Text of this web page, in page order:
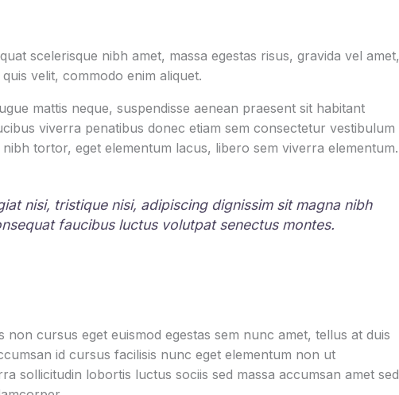
scelerisque nibh amet, massa egestas risus, gravida vel amet,
velit, commodo enim aliquet.
mattis neque, suspendisse aenean praesent sit habitant
viverra penatibus donec etiam sem consectetur vestibulum
tortor, eget elementum lacus, libero sem viverra elementum.
nisi, tristique nisi, adipiscing dignissim sit magna nibh
faucibus luctus volutpat senectus montes.
non cursus eget euismod egestas sem nunc amet, tellus at duis
id cursus facilisis nunc eget elementum non ut
sollicitudin lobortis luctus sociis sed massa accumsan amet sed